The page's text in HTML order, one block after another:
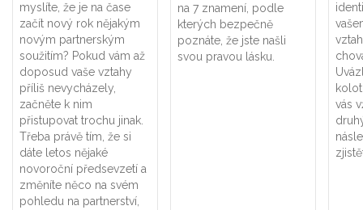
myslíte, že je na čase
začít nový rok nějakým
novým partnerským
soužitím? Pokud vám až
doposud vaše vztahy
příliš nevycházely,
začněte k nim
přistupovat trochu jinak.
Třeba právě tím, že si
dáte letos nějaké
novoroční předsevzetí a
změníte něco na svém
pohledu na partnerství,
na 7 znamení, podle
kterých bezpečně
poznáte, že jste našli
svou pravou lásku.
vás